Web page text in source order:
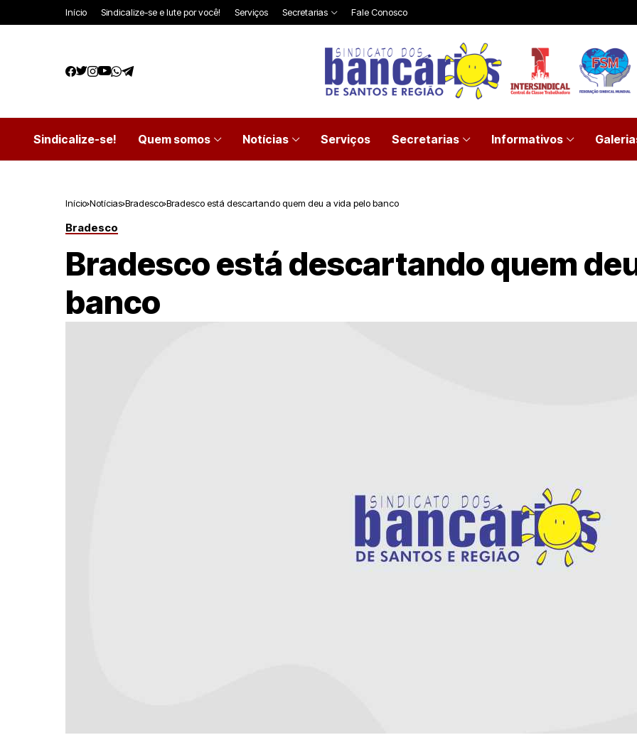
Início Sindicalize-se e lute por você! Serviços Secretarias Fale Conosco
Sindicalize-se! Quem somos Notícias Serviços Secretarias Informativos
Início Notícias Bradesco Bradesco está descartando quem deu a vida pelo banco
Bradesco
Bradesco está descartando quem
banco